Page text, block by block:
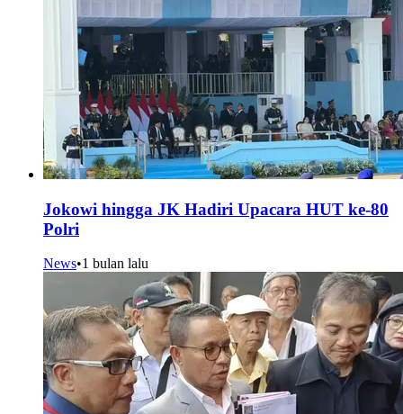
Jokowi hingga JK Hadiri Upacara HUT ke-80
Polri
News•1 bulan lalu